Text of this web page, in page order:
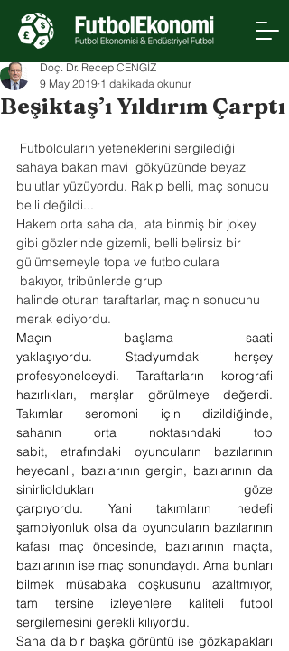
Beşiktaş’ı Yıldırım Çarptı
Doç. Dr. Recep CENGİZ
9 May 2019 1 dakikada okunur
Futbolcuların yeteneklerini sergilediği
sahaya bakan mavi  gökyüzünde beyaz
bulutlar yüzüyordu. Rakip belli, maç sonucu
belli değildi...
Hakem orta saha da,  ata binmiş bir jokey
gibi gözlerinde gizemli, belli belirsiz bir
gülümsemeyle topa ve futbolculara
bakıyor, tribünlerde grup
halinde oturan taraftarlar, maçın sonucunu
merak ediyordu.
Maçın başlama saati
yaklaşıyordu. Stadyumdaki herşey
profesyonelceydi. Taraftarların korografi
hazırlıkları, marşlar görülmeye değerdi.
Takımlar seromoni için dizildiğinde,
sahanın orta noktasındaki top
sabit, etrafındaki oyuncuların bazılarının
heyecanlı, bazılarının gergin, bazılarının da
sinirlioldukları göze
çarpıyordu. Yani takımların hedefi
şampiyonluk olsa da oyuncuların bazılarının
kafası maç öncesinde, bazılarının maçta,
bazılarının ise maç sonundaydı. Ama bunları
bilmek müsabaka coşkusunu azaltmıyor,
tam tersine izleyenlere kaliteli futbol
sergilemesini gerekli kılıyordu.
Saha da bir başka görüntü ise gözkapakları